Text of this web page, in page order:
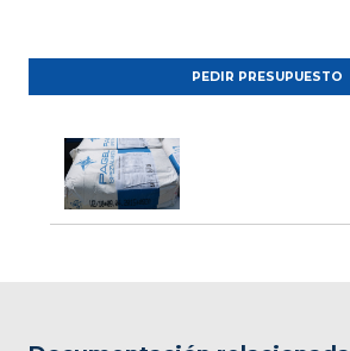
PEDIR PRESUPUESTO